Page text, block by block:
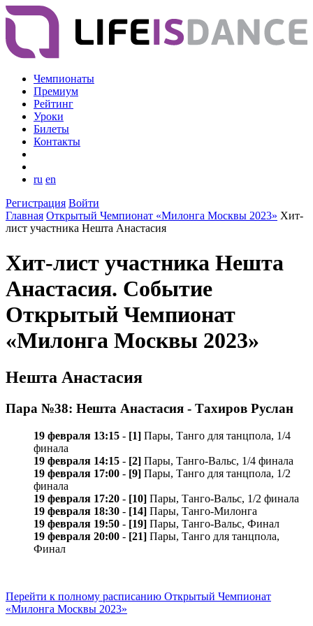
Чемпионаты
Премиум
Рейтинг
Уроки
Билеты
Контакты
ru en
Регистрация Войти
Главная Открытый Чемпионат «Милонга Москвы 2023» Хит-
лист участника Нешта Анастасия
Хит-лист участника Нешта
Анастасия. Событие
Открытый Чемпионат
«Милонга Москвы 2023»
Нешта Анастасия
Пара №38: Нешта Анастасия - Тахиров Руслан
19 февраля 13:15 - [1] Пары, Танго для танцпола, 1/4
финала
19 февраля 14:15 - [2] Пары, Танго-Вальс, 1/4 финала
19 февраля 17:00 - [9] Пары, Танго для танцпола, 1/2
финала
19 февраля 17:20 - [10] Пары, Танго-Вальс, 1/2 финала
19 февраля 18:30 - [14] Пары, Танго-Милонга
19 февраля 19:50 - [19] Пары, Танго-Вальс, Финал
19 февраля 20:00 - [21] Пары, Танго для танцпола,
Финал
Перейти к полному расписанию Открытый Чемпионат
«Милонга Москвы 2023»